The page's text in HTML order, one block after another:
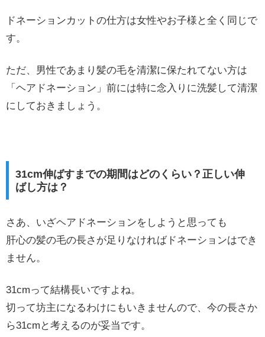
ドネーションカットの仕方は女性やお子様と全く同じで
す。
ただ、男性であまり髪の毛を清潔に保たれてない方は
「ヘアドネーション」前には特に念入りに洗髪して清潔
にしておきましょう。
31cm伸ばすまでの期間はどのくらい？正しい伸
ばし方は？
さあ、いざヘアドネーションをしようと思っても
肝心の髪の毛の長さが足りなければドネーションはでき
ません。
31cmって結構長いですよね。
切って坊主になるわけにもいきませんので、今の長さか
ら31cmと考えるのが妥当です。